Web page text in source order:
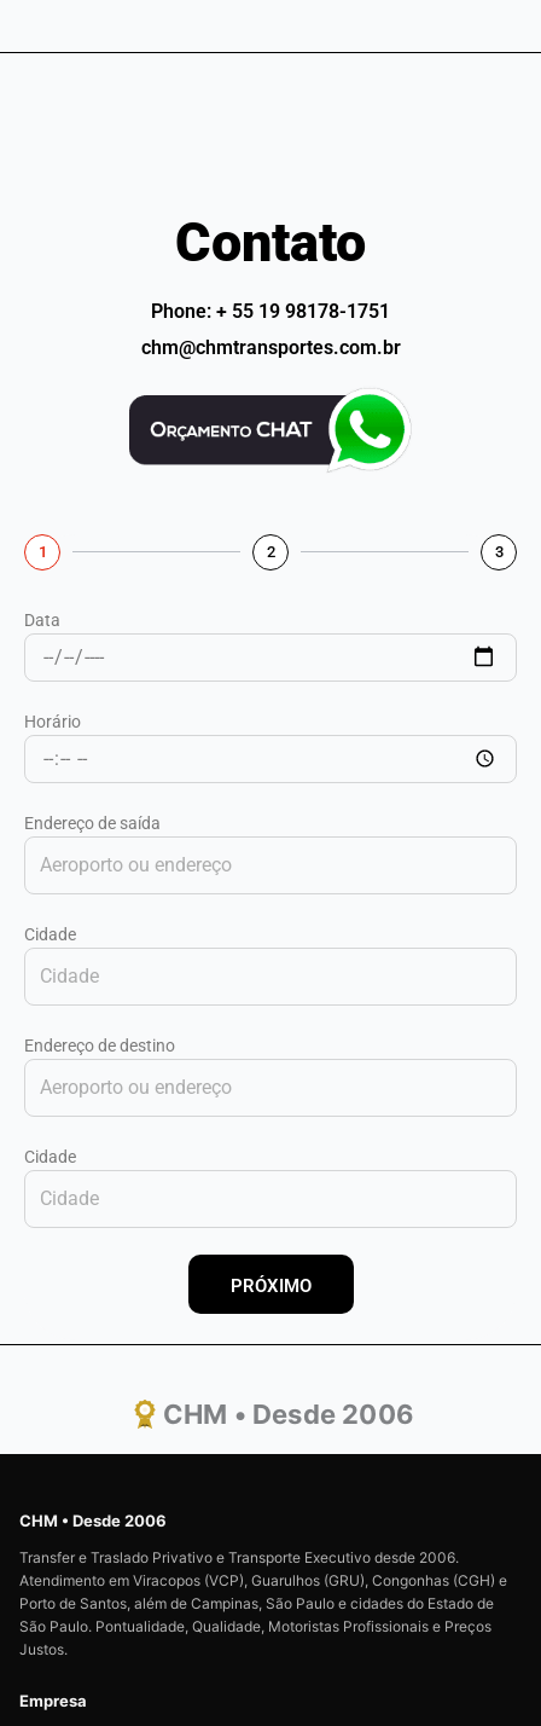
Contato
Phone: + 55 19 98178-1751
chm@chmtransportes.com.br
1 2 3
Data
Horário
Endereço de saída
Cidade
Endereço de destino
Cidade
PRÓXIMO
CHM • Desde 2006
CHM • Desde 2006
Transfer e Traslado Privativo e Transporte Executivo desde 2006.
Atendimento em Viracopos (VCP), Guarulhos (GRU), Congonhas (CGH) e
Porto de Santos, além de Campinas, São Paulo e cidades do Estado de
São Paulo. Pontualidade, Qualidade, Motoristas Profissionais e Preços
Justos.
Empresa